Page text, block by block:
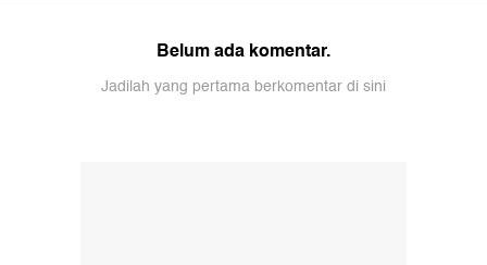
Belum ada komentar.
Jadilah yang pertama berkomentar di sini